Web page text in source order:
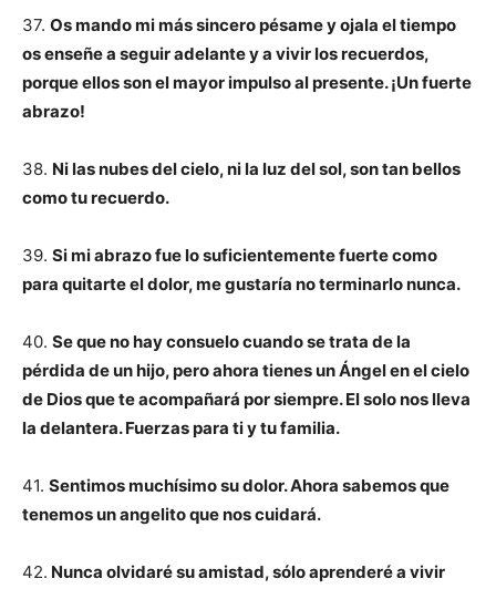
37. Os mando mi más sincero pésame y ojala el tiempo
os enseñe a seguir adelante y a vivir los recuerdos,
porque ellos son el mayor impulso al presente. ¡Un fuerte
abrazo!
38. Ni las nubes del cielo, ni la luz del sol, son tan bellos
como tu recuerdo.
39. Si mi abrazo fue lo suficientemente fuerte como
para quitarte el dolor, me gustaría no terminarlo nunca.
40. Se que no hay consuelo cuando se trata de la
pérdida de un hijo, pero ahora tienes un Ángel en el cielo
de Dios que te acompañará por siempre. El solo nos lleva
la delantera. Fuerzas para ti y tu familia.
41. Sentimos muchísimo su dolor. Ahora sabemos que
tenemos un angelito que nos cuidará.
42. Nunca olvidaré su amistad, sólo aprenderé a vivir